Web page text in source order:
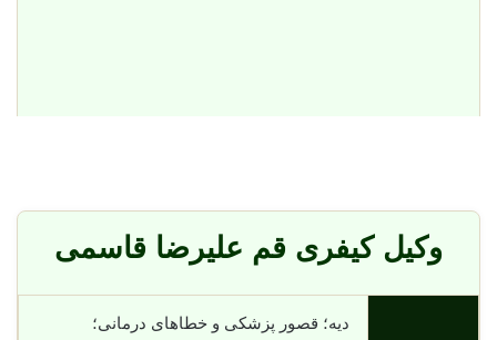
وکیل کیفری قم علیرضا قاسمی
دیه؛ قصور پزشکی و خطاهای درمانی؛